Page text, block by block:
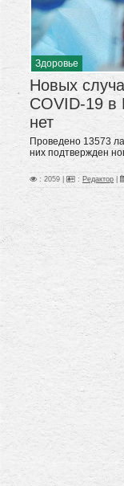
Здоровье
Новых
COVID-19 в
нет
Проведено 13573
них подтвержден
: 2059 | : Редактор